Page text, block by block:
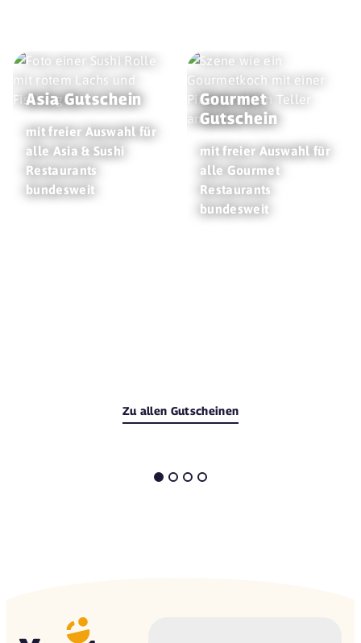
Asia Gutschein
mit freier Auswahl für
alle Asia & Sushi
Restaurants
bundesweit
Gourmet
Gutschein
mit freier Auswahl für
alle Gourmet
Restaurants
bundesweit
Zu allen Gutscheinen